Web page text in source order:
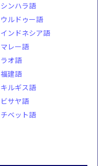
シンハラ語
ウルドゥー語
インドネシア語
マレー語
ラオ語
福建語
キルギス語
ビサヤ語
チベット語